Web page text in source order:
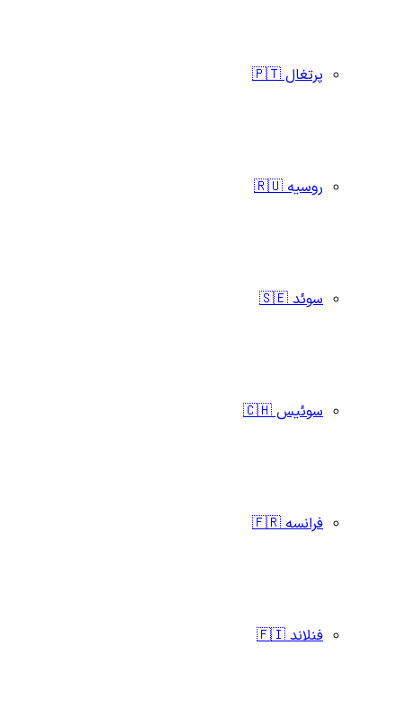
پرتغال 🇵🇹
روسیه 🇷🇺
سوئد 🇸🇪
سوئیس 🇨🇭
فرانسه 🇫🇷
فنلاند 🇫🇮